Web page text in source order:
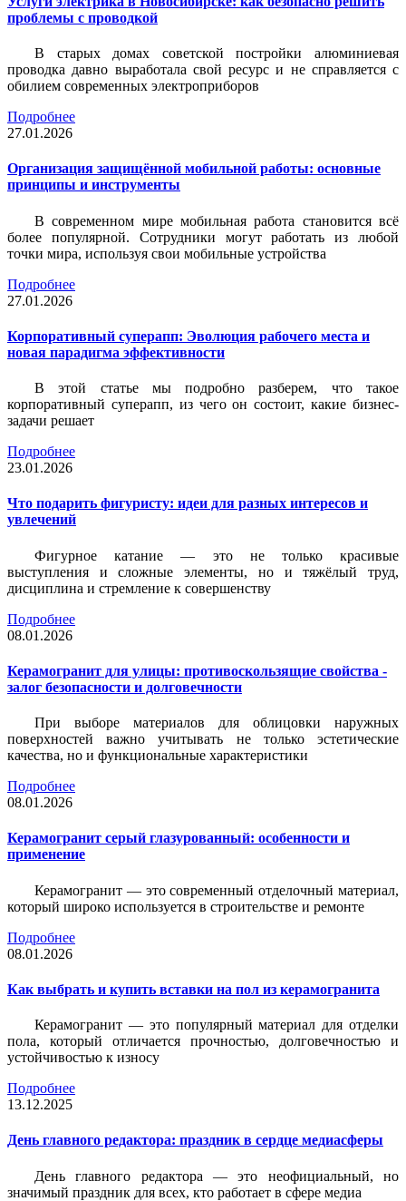
проблемы с проводкой
В старых домах советской постройки алюминиевая
проводка давно выработала свой ресурс и не справляется с
обилием современных электроприборов
Подробнее
27.01.2026
Организация защищённой мобильной работы: основные
принципы и инструменты
В современном мире мобильная работа становится всё
более популярной. Сотрудники могут работать из любой
точки мира, используя свои мобильные устройства
Подробнее
27.01.2026
Корпоративный суперапп: Эволюция рабочего места и
новая парадигма эффективности
В этой статье мы подробно разберем, что такое
корпоративный суперапп, из чего он состоит, какие бизнес-
задачи решает
Подробнее
23.01.2026
Что подарить фигуристу: идеи для разных интересов и
увлечений
Фигурное катание — это не только красивые
выступления и сложные элементы, но и тяжёлый труд,
дисциплина и стремление к совершенству
Подробнее
08.01.2026
Керамогранит для улицы: противоскользящие свойства -
залог безопасности и долговечности
При выборе материалов для облицовки наружных
поверхностей важно учитывать не только эстетические
качества, но и функциональные характеристики
Подробнее
08.01.2026
Керамогранит серый глазурованный: особенности и
применение
Керамогранит — это современный отделочный материал,
который широко используется в строительстве и ремонте
Подробнее
08.01.2026
Как выбрать и купить вставки на пол из керамогранита
Керамогранит — это популярный материал для отделки
пола, который отличается прочностью, долговечностью и
устойчивостью к износу
Подробнее
13.12.2025
День главного редактора: праздник в сердце медиасферы
День главного редактора — это неофициальный, но
значимый праздник для всех, кто работает в сфере медиа